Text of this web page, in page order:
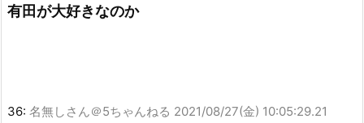
有田が大好きなのか
36: 名無しさん＠5ちゃんねる 2021/08/27(金) 10:05:29.21